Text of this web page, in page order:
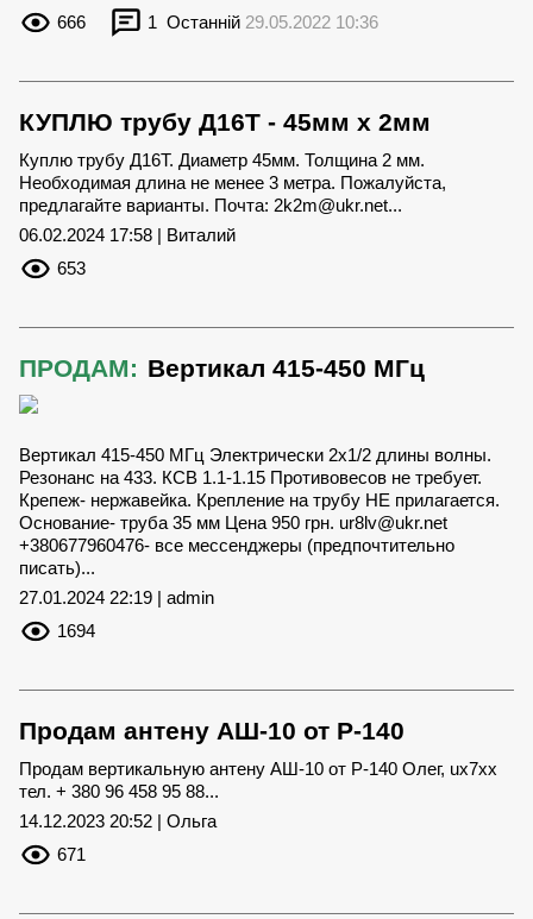
666
1 Останній 29.05.2022 10:36
КУПЛЮ трубу Д16Т - 45мм х 2мм
Куплю трубу Д16Т. Диаметр 45мм. Толщина 2 мм.
Необходимая длина не менее 3 метра. Пожалуйста,
предлагайте варианты. Почта: 2k2m@ukr.net...
06.02.2024 17:58 | Виталий
653
ПРОДАМ: Вертикал 415-450 МГц
Вертикал 415-450 МГц Электрически 2х1/2 длины волны.
Резонанс на 433. КСВ 1.1-1.15 Противовесов не требует.
Крепеж- нержавейка. Крепление на трубу НЕ прилагается.
Основание- труба 35 мм Цена 950 грн. ur8lv@ukr.net
+380677960476- все мессенджеры (предпочтительно
писать)...
27.01.2024 22:19 | admin
1694
Продам антену АШ-10 от Р-140
Продам вертикальную антену АШ-10 от Р-140 Олег, ux7xx
тел. + 380 96 458 95 88...
14.12.2023 20:52 | Ольга
671